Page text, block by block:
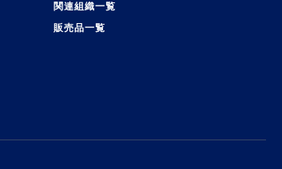
関連組織一覧
販売品一覧